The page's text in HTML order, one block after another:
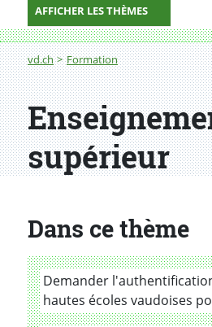
AFFICHER LES THÈMES
Fil d'Ariane
vd.ch Formation
Enseignement supérieur
supérieur
Dans ce thème
Demander
hautes écoles vaudoises